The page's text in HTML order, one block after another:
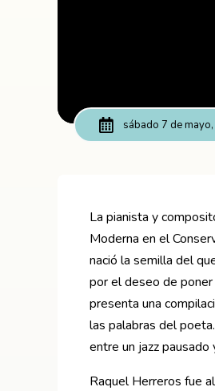
sábado 7 de
La pianista y
Moderna en el
nació la semilla del
por el deseo de
presenta una
las palabras del
entre un jazz
Raquel Herreros fue